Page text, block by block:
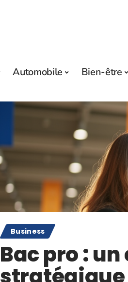
Automobile Bien-être
Business
Bac pro :